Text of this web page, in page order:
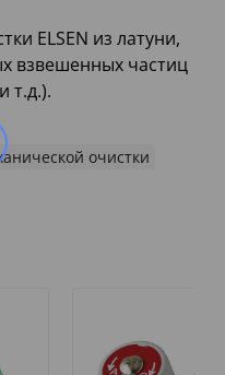
ELSEN из латуни,
взвешенных частиц
т.д.).
очистки